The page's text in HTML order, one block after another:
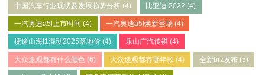
中国汽车行业现状及发展趋势分析 (4) 比亚迪 2022 (4)
一汽奥迪a5l上市时间 (4) 一汽奥迪a5l焕新登场 (4)
捷途山海t1混动2025落地价 (4) 乐山广汽传祺 (4)
大众途观都有什么颜色 (6) 大众途观都有哪年款 (4) 全新brz发布(5)